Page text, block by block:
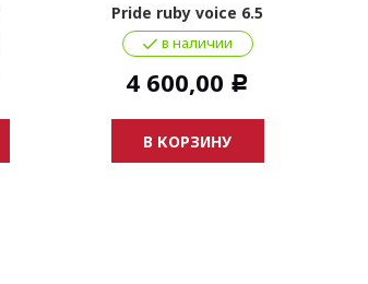
Pride ruby voice 6.5
в наличии
4 600,00 Р
В КОРЗИНУ